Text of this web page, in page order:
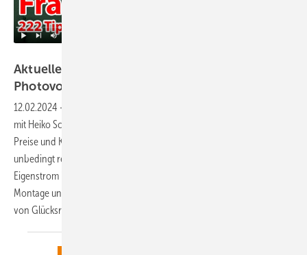
Aktueller Podcast: Tipps für Eigenstrom aus
Photovoltaik und
12.02.2024 -
mit Heiko Schwarzburger von photovoltaik über den Solarmarkt, über
Preise und Komponenten sowie über die Frage, warum Solarkunden
unbedingt regionale Installationspartner brauchen. Denn solarer
Eigenstrom ist viel als Solarmodule auf dem Dach. Beratung, Planung,
Montage und Wartung gehört in die Hände von Fachpersonal – nicht
von Glücksrittern und